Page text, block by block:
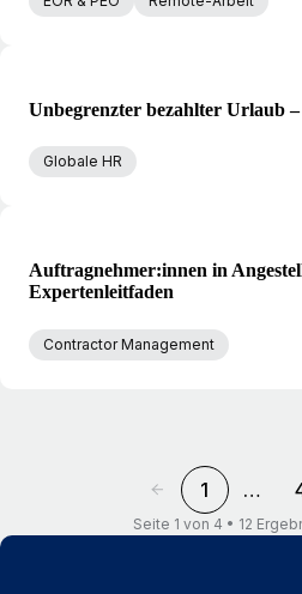
Unbegrenzter bezahlter Urlaub
Globale HR
Auftragnehmer:innen in
Expertenleitfaden
Contractor Management
1 …
Seite 1 von 4 • 12